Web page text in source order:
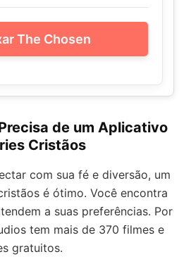
The Chosen
de um Aplicativo
Cristãos
com sua fé e diversão, um
é ótimo. Você encontra
a suas preferências. Por
tem mais de 370 filmes e
gratuitos.